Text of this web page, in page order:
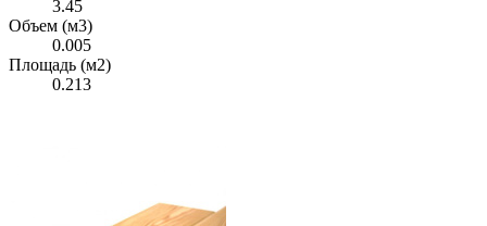
3.45
Объем (м3)
0.005
Площадь (м2)
0.213